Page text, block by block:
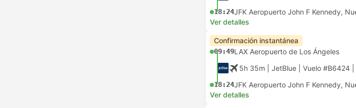
18:24JFK Aeropuerto John F Kennedy,
Ver detalles
Confirmación instantánea
09:49LAX Aeropuerto de Los Ángeles
5h 35m | JetBlue Vuelo #B6424
18:24JFK Aeropuerto John F Kennedy,
Ver detalles